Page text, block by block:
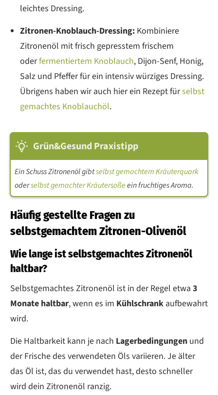
leichtes Dressing.
Zitronen-Knoblauch-Dressing: Kombiniere
Zitronenöl mit frisch gepresstem frischem
oderfermentiertem Knoblauch, Dijon-Senf, Honig,
Salz und Pfeffer für ein intensiv würziges Dressing.
Übrigens haben wir auch hier ein Rezept fürselbst
gemachtes Knoblauchöl.
Grün&Gesund Praxistipp
Ein Schuss Zitronenöl gibtselbst gemachtem Kräuterquark
oderselbst gemachter Kräutersoßeein fruchtiges Aroma.
Häufig gestellte Fragen zu
selbstgemachtem Zitronen-Olivenöl
Wie lange ist selbstgemachtes Zitronenöl
haltbar?
Selbstgemachtes Zitronenöl ist in der Regel etwa 3
Monate haltbar, wenn es im Kühlschrank aufbewahrt
wird.
Die Haltbarkeit kann je nach Lagerbedingungen und
der Frische des verwendeten Öls variieren. Je älter
das Öl ist, das du verwendet hast, desto schneller
wird dein Zitronenöl ranzig.